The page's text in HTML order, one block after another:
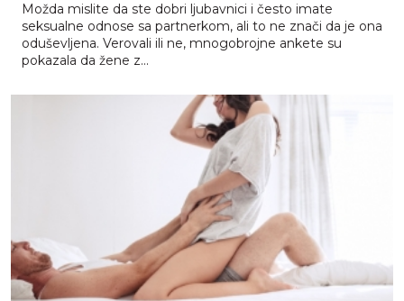
Možda mislite da ste dobri ljubavnici i često imate
seksualne odnose sa partnerkom, ali to ne znači da je ona
oduševljena. Verovali ili ne, mnogobrojne ankete su
pokazala da žene z...